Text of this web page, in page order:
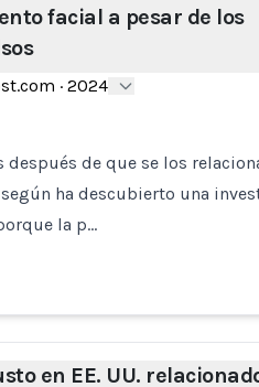
facial a pesar de los
· 2024
de que se los
ha descubierto una
la p…
en EE. UU.